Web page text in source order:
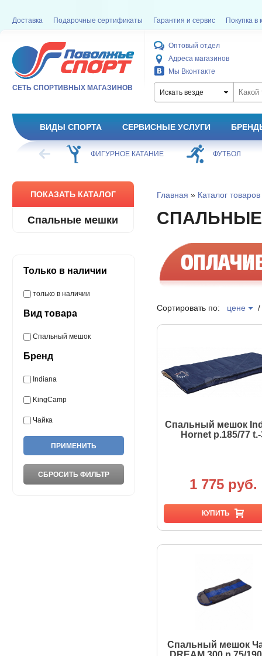
Доставка Подарочные сертификаты Гарантия и сервис Покупка в
СЕТЬ СПОРТИВНЫХ МАГАЗИНОВ
Оптовый отдел
Адреса магазинов
Мы Вконтакте
Искать везде
ВИДЫ СПОРТА СЕРВИСНЫЕ УСЛУГИ
КАТАНИЕ ФУТБОЛ БАСКЕТБОЛ
ПОКАЗАТЬ КАТАЛОГ
Спальные мешки
Только в наличии
только в наличии
Вид товара
Спальный мешок
Бренд
Indiana
KingCamp
Чайка
Главная » Каталог товаров
Сортировать по: цене
Спальный мешок
Hornet р.185/77
1 775 руб.
КУПИТЬ
Спальный мешок